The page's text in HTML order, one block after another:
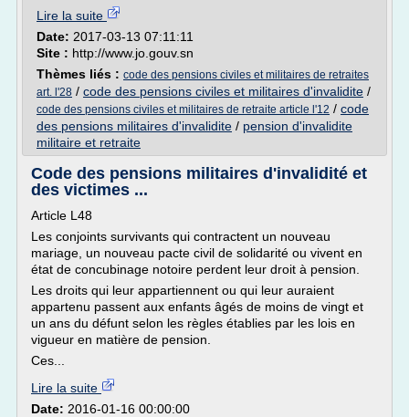
Lire la suite
Date: 2017-03-13 07:11:11
Site : http://www.jo.gouv.sn
Thèmes liés : code des pensions civiles et militaires de retraites
art. l'28 / code des pensions civiles et militaires d'invalidite /
code des pensions civiles et militaires de retraite article l'12 / code
des pensions militaires d'invalidite / pension d'invalidite
militaire et retraite
Code des pensions militaires d'invalidité et
des victimes ...
Article L48
Les conjoints survivants qui contractent un nouveau
mariage, un nouveau pacte civil de solidarité ou vivent en
état de concubinage notoire perdent leur droit à pension.
Les droits qui leur appartiennent ou qui leur auraient
appartenu passent aux enfants âgés de moins de vingt et
un ans du défunt selon les règles établies par les lois en
vigueur en matière de pension.
Ces...
Lire la suite
Date: 2016-01-16 00:00:00